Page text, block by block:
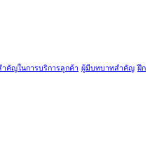
ำคัญในการบริการลูกค้า ผู้มีบทบาทสำคัญ ฝึก